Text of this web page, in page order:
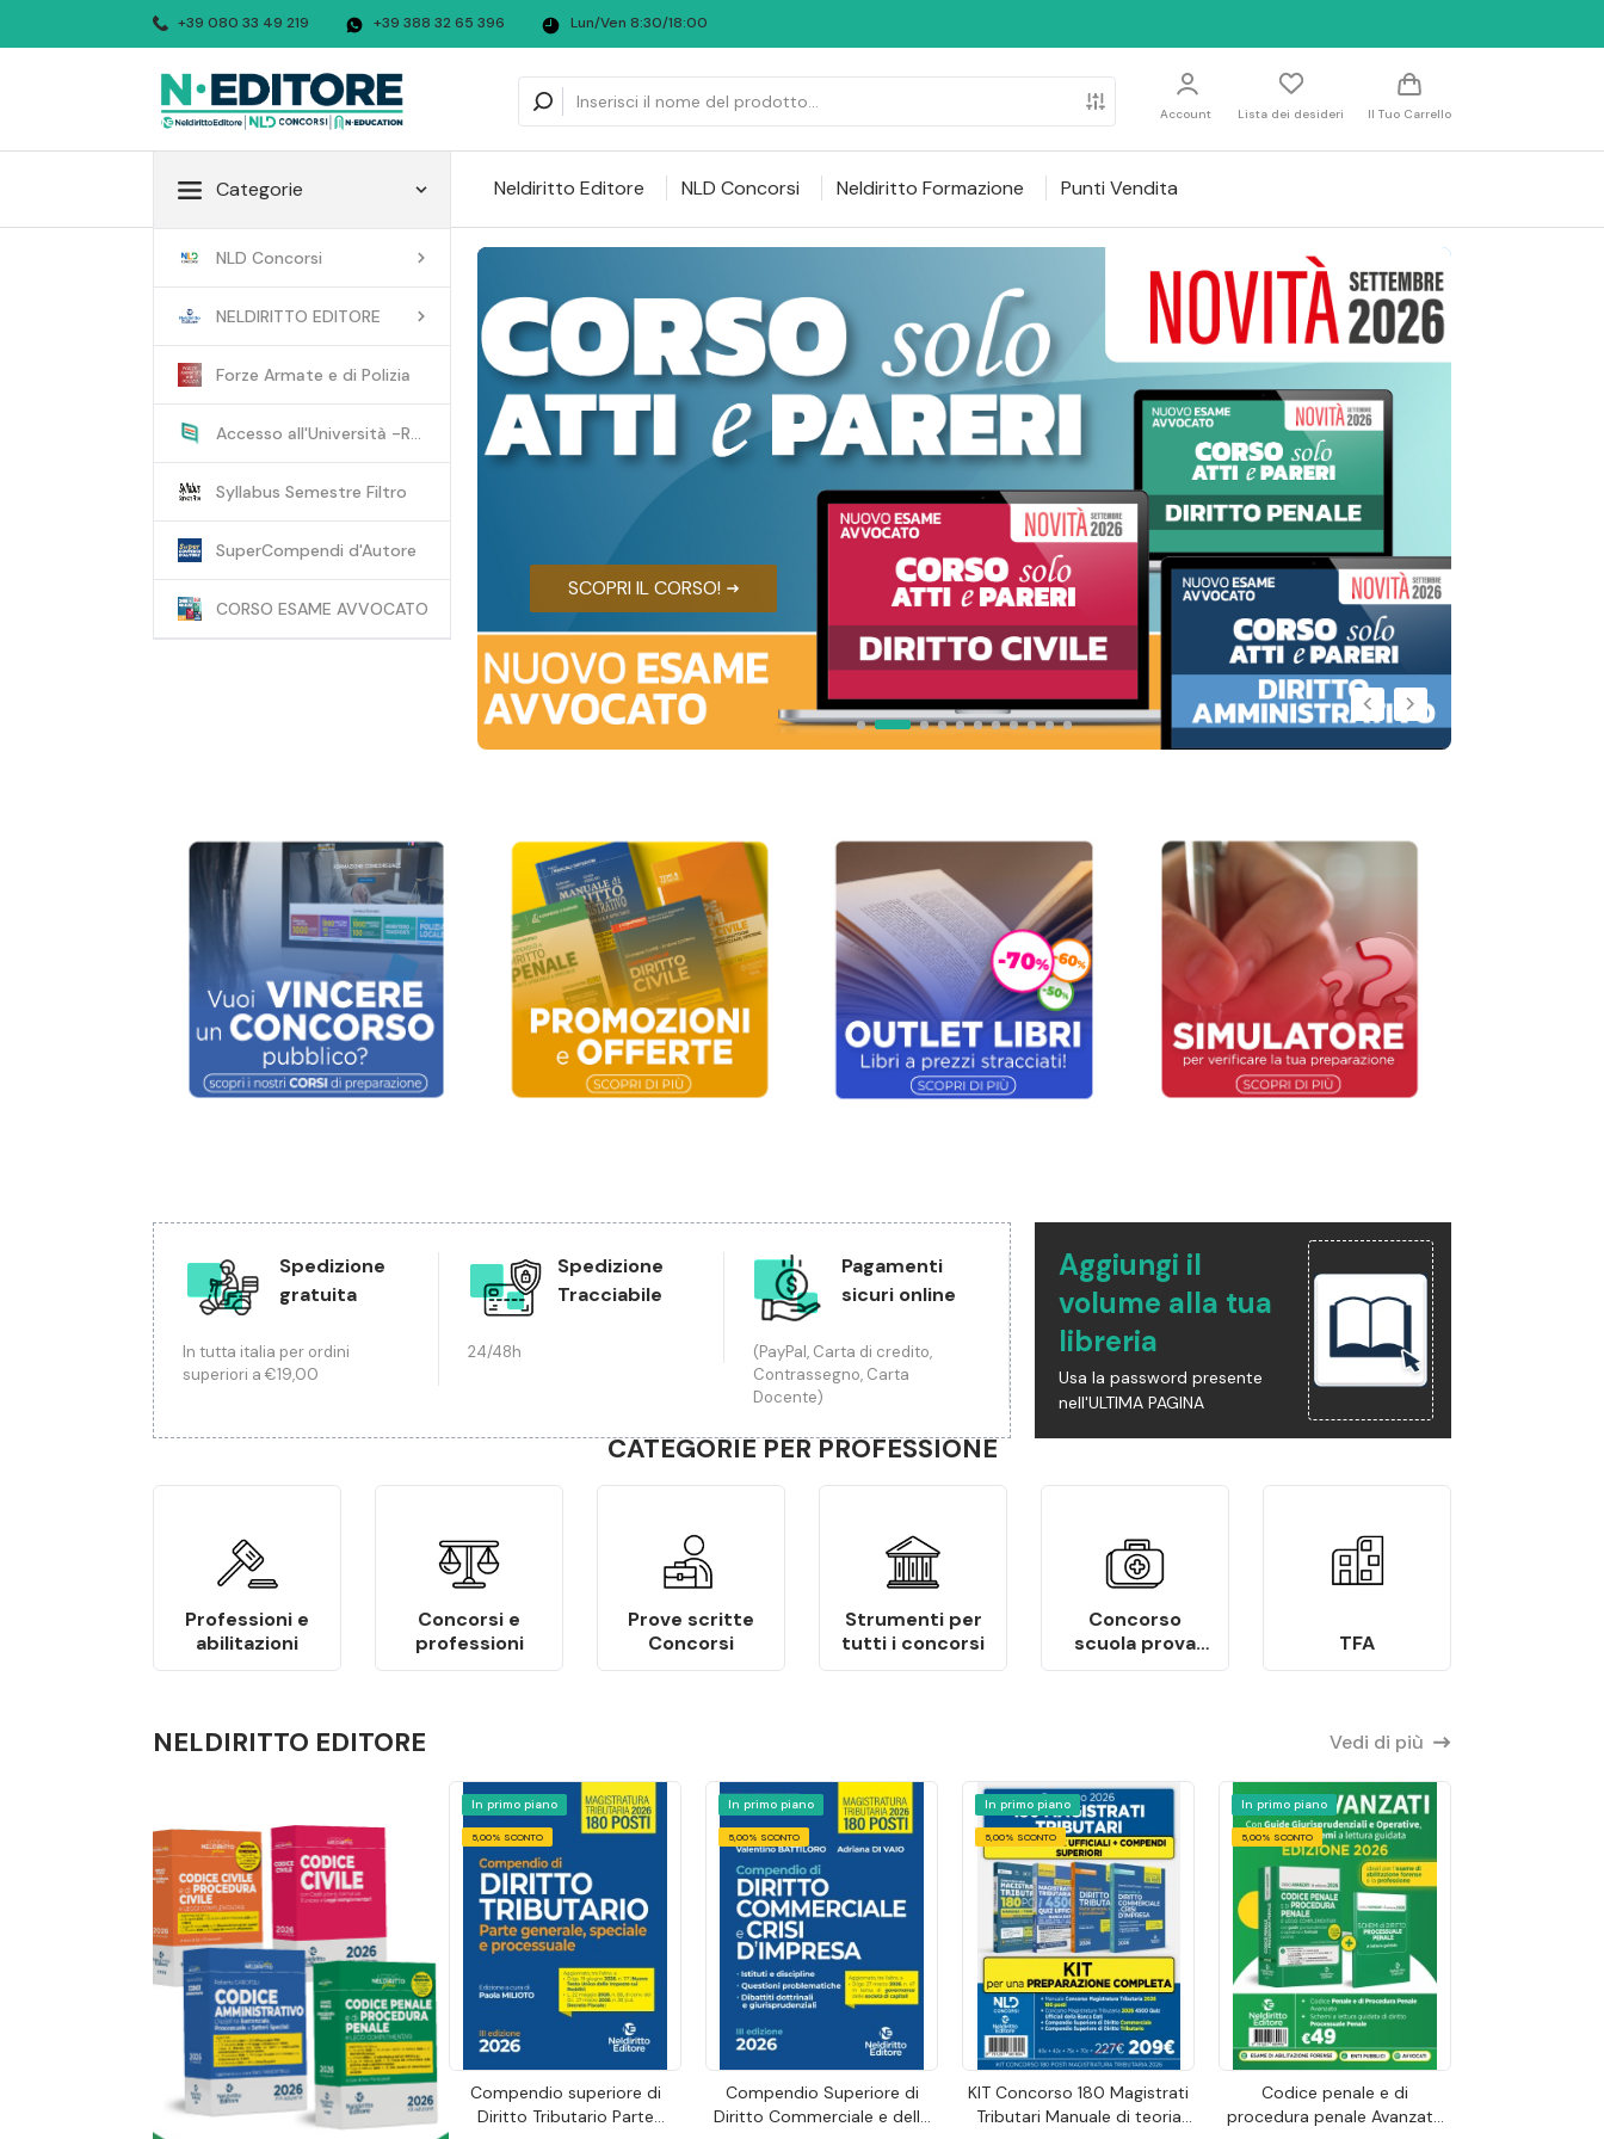
+39 080 33 49 219 +39 388 32 65 396 Lun/Ven 8:30/18:00
Account Lista dei desideri Il Tuo Carrello
Categorie
NLD Concorsi
NELDIRITTO EDITORE
Forze Armate e di Polizia
Accesso all'Università -R...
Syllabus Semestre Filtro
SuperCompendi d'Autore
CORSO ESAME AVVOCATO
Neldiritto Editore NLD Concorsi Neldiritto Formazione Punti Vendita
SCOPRI IL CORSO!
Spedizione
gratuita
In tutta italia per ordini
superiori a €19,00
Spedizione
Tracciabile
24/48h
Pagamenti
sicuri online
(PayPal, Carta di credito,
Contrassegno, Carta
Docente)
Aggiungi il
volume alla tua
libreria
Usa la password presente
nell'ULTIMA PAGINA
CATEGORIE PER PROFESSIONE
Professioni e
abilitazioni
Concorsi e
professioni
Prove scritte
Concorsi
Strumenti per
tutti i concorsi
Concorso
scuola prova
orale
TFA
NELDIRITTO EDITORE Vedi di più
In primo piano
5,00% SCONTO
Compendio superiore di
Diritto Tributario Parte
In primo piano
5,00% SCONTO
Compendio Superiore di
Diritto Commerciale e della
In primo piano
5,00% SCONTO
KIT Concorso 180 Magistrati
Tributari Manuale di teoria
In primo piano
5,00% SCONTO
Codice penale e di
procedura penale Avanzato